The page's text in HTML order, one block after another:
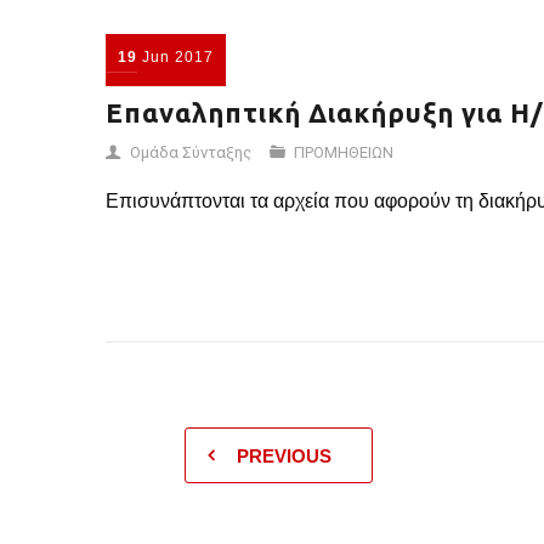
19 Jun 2017
Επαναληπτική Διακήρυξη για
Ομάδα Σύνταξης ΠΡΟΜΗΘΕΙΩΝ
Επισυνάπτονται τα αρχεία που αφορούν τη
PREVIOUS